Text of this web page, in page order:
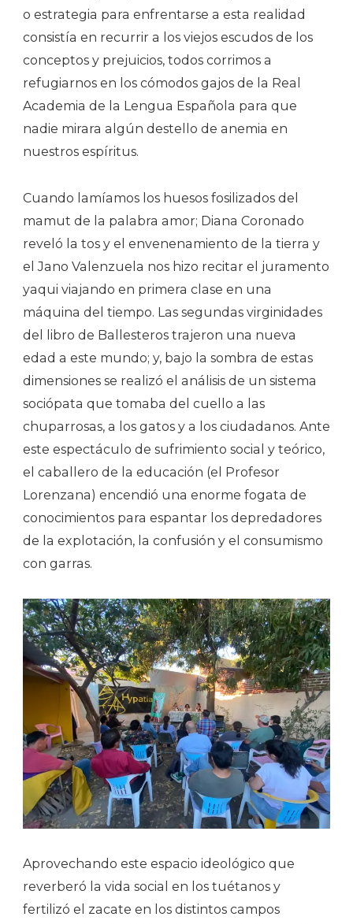
o estrategia para enfrentarse a esta realidad
consistía en recurrir a los viejos escudos de los
conceptos y prejuicios, todos corrimos a
refugiarnos en los cómodos gajos de la Real
Academia de la Lengua Española para que
nadie mirara algún destello de anemia en
nuestros espíritus.
Cuando lamíamos los huesos fosilizados del
mamut de la palabra amor; Diana Coronado
reveló la tos y el envenenamiento de la tierra y
el Jano Valenzuela nos hizo recitar el juramento
yaqui viajando en primera clase en una
máquina del tiempo. Las segundas virginidades
del libro de Ballesteros trajeron una nueva
edad a este mundo; y, bajo la sombra de estas
dimensiones se realizó el análisis de un sistema
sociópata que tomaba del cuello a las
chuparrosas, a los gatos y a los ciudadanos. Ante
este espectáculo de sufrimiento social y teórico,
el caballero de la educación (el Profesor
Lorenzana) encendió una enorme fogata de
conocimientos para espantar los depredadores
de la explotación, la confusión y el consumismo
con garras.
Aprovechando este espacio ideológico que
reverberó la vida social en los tuétanos y
fertilizó el zacate en los distintos campos